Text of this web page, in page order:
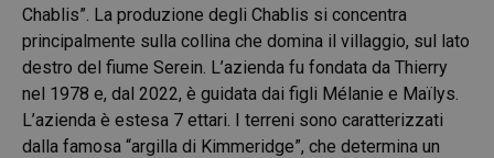
Chablis”. La produzione degli Chablis si concentra
principalmente sulla collina che domina il villaggio, sul lato
destro del fiume Serein. L’azienda fu fondata da Thierry
nel 1978 e, dal 2022, è guidata dai figli Mélanie e Maïlys.
L’azienda è estesa 7 ettari. I terreni sono caratterizzati
dalla famosa “argilla di Kimmeridge”, che determina un